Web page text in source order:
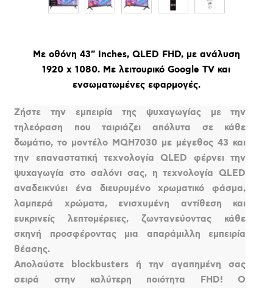
Με οθόνη 43" Inches, QLED FHD, με ανάλυση
1920 x 1080. Με λειτουρικό Google TV και
ενσωματωμένες εφαρμογές.
Ζήστε την εμπειρία της ψυχαγωγίας με την
τηλεόραση που ταιριάζει απόλυτα σε κάθε
δωμάτιο, το μοντέλο MQH7030 με μέγεθος 43 και
την επαναστατική τεχνολογία QLED φέρνει την
ψυχαγωγία στο σαλόνι σας, η τεχνολογία QLED
αναδεικνύει ένα διευρυμένο χρωματικό φάσμα,
λαμπερά χρώματα, ενισχυμένη αντίθεση και
ευκρινείς λεπτομέρειες, ζωντανεύοντας κάθε
σκηνή προσφέροντας μια απαράμιλλη εμπειρία
θέασης.
Απολαύστε blockbusters ή την αγαπημένη σας
σειρά στην καλύτερη ποιότητα FHD! Ο